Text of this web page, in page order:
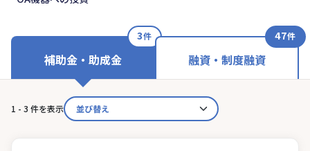
補助金・助成金
3件
融資・制度融資
47件
1 - 3 件を表示